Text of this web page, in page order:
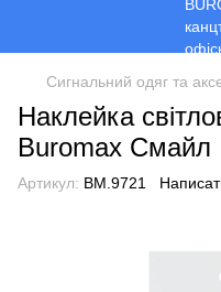
Сигнальний одяг та
Наклейка
Buromax Смайл
Артикул: BM.9721